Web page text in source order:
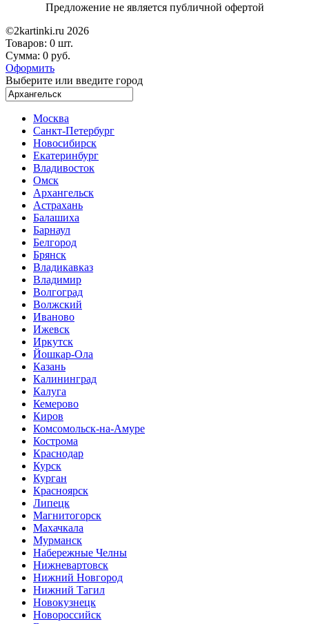
Предложение не является публичной офертой
©2kartinki.ru 2026
Товаров: 0 шт.
Сумма: 0 руб.
Оформить
Выберите или введите город
Москва
Санкт-Петербург
Новосибирск
Екатеринбург
Владивосток
Омск
Архангельск
Астрахань
Балашиха
Барнаул
Белгород
Брянск
Владикавказ
Владимир
Волгоград
Волжский
Иваново
Ижевск
Иркутск
Йошкар-Ола
Казань
Калининград
Калуга
Кемерово
Киров
Комсомольск-на-Амуре
Кострома
Краснодар
Курск
Курган
Красноярск
Липецк
Магнитогорск
Махачкала
Мурманск
Набережные Челны
Нижневартовск
Нижний Новгород
Нижний Тагил
Новокузнецк
Новороссийск